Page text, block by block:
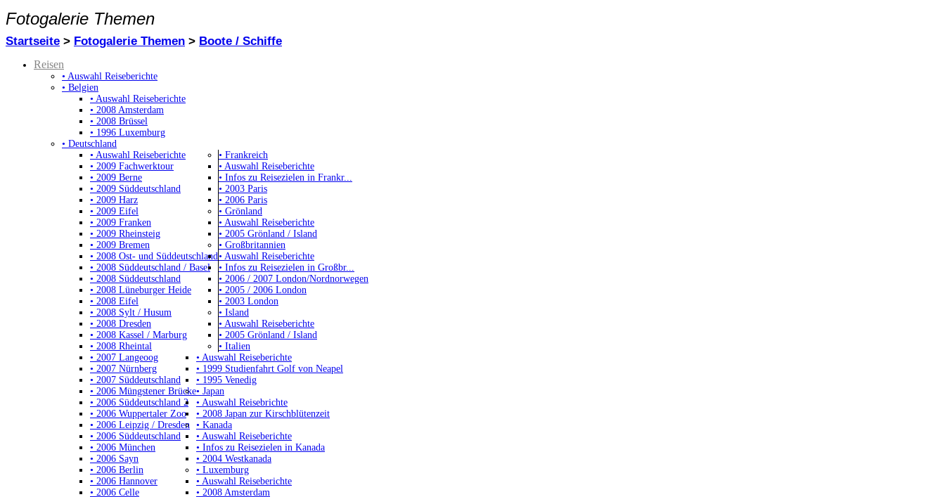
Fotogalerie Themen
Startseite > Fotogalerie Themen > Boote / Schiffe
Reisen
• Auswahl Reiseberichte
• Belgien
• Auswahl Reiseberichte
• 2008 Amsterdam
• 2008 Brüssel
• 1996 Luxemburg
• Deutschland
• Auswahl Reiseberichte
• 2009 Fachwerktour
• 2009 Berne
• 2009 Süddeutschland
• 2009 Harz
• 2009 Eifel
• 2009 Franken
• 2009 Rheinsteig
• 2009 Bremen
• 2008 Ost- und Süddeutschland
• 2008 Süddeutschland / Basel
• 2008 Süddeutschland
• 2008 Lüneburger Heide
• 2008 Eifel
• 2008 Sylt / Husum
• 2008 Dresden
• 2008 Kassel / Marburg
• 2008 Rheintal
• 2007 Langeoog
• 2007 Nürnberg
• 2007 Süddeutschland
• 2006 Müngstener Brücke
• 2006 Süddeutschland 2
• 2006 Wuppertaler Zoo
• 2006 Leipzig / Dresden
• 2006 Süddeutschland
• 2006 München
• 2006 Sayn
• 2006 Berlin
• 2006 Hannover
• 2006 Celle
• Frankreich
• Auswahl Reiseberichte
• Infos zu Reisezielen in Frankr...
• 2003 Paris
• 2006 Paris
• Grönland
• Auswahl Reiseberichte
• 2005 Grönland / Island
• Großbritannien
• Auswahl Reiseberichte
• Infos zu Reisezielen in Großbr...
• 2006 / 2007 London/Nordnorwegen
• 2005 / 2006 London
• 2003 London
• Island
• Auswahl Reiseberichte
• 2005 Grönland / Island
• Italien
• Auswahl Reiseberichte
• 1999 Studienfahrt Golf von Neapel
• 1995 Venedig
• Japan
• Auswahl Reisebrichte
• 2008 Japan zur Kirschblütenzeit
• Kanada
• Auswahl Reiseberichte
• Infos zu Reisezielen in Kanada
• 2004 Westkanada
• Luxemburg
• Auswahl Reiseberichte
• 2008 Amsterdam